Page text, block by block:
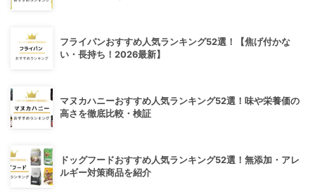
フライパンおすすめ人気ランキング52選！【焦げ付かな
い・長持ち！2026最新】
マヌカハニーおすすめ人気ランキング52選！味や栄養価の
高さを徹底比較・検証
ドッグフードおすすめ人気ランキング52選！無添加・アレ
ルギー対策商品を紹介